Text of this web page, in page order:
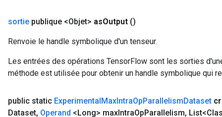
sortie publique <Objet> asOutput ()
Renvoie le handle symbolique d'un tenseur.
Les entrées des opérations TensorFlow sont les sorties
méthode est utilisée pour obtenir un handle symbolique qui
public static ExperimentalMaxIntraOpParallelismDataset
Dataset, Operand <Long> maxIntraOpParallelism,